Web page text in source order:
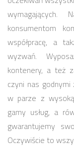
wymagających.
konsumentom
współpracę, a
wyzwań.
kontenery, a też
czyni nas
w parze z
gamy usług, a
gwarantujemy
Oczywiście to